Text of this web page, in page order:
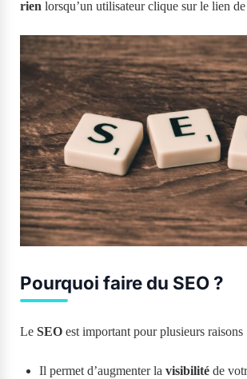
rien lorsqu’un utilisateur clique sur le lien
Pourquoi faire du SEO ?
Le SEO est important pour plusieurs raisons
Il permet d’augmenter la visibilité de